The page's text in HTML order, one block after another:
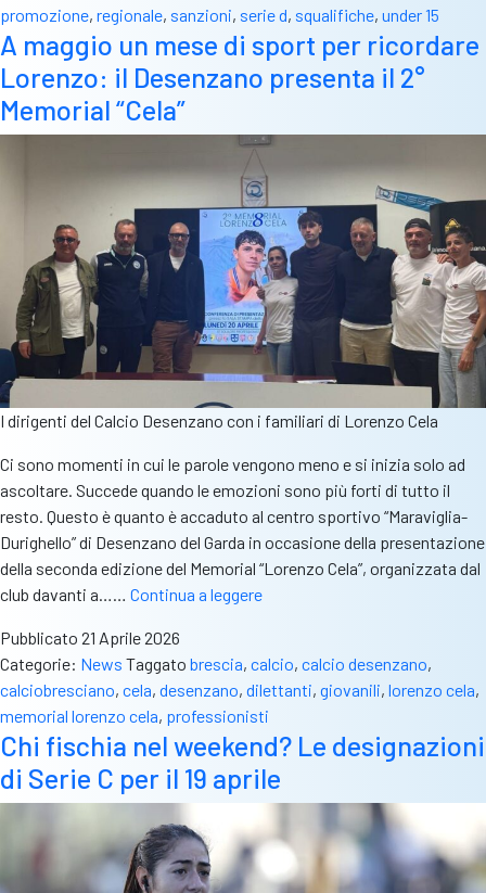
promozione, regionale, sanzioni, serie d, squalifiche, under 15
A maggio un mese di sport per ricordare
Lorenzo: il Desenzano presenta il 2°
Memorial “Cela”
I dirigenti del Calcio Desenzano con i familiari di Lorenzo Cela
Ci sono momenti in cui le parole vengono meno e si inizia solo ad
ascoltare. Succede quando le emozioni sono più forti di tutto il
resto. Questo è quanto è accaduto al centro sportivo “Maraviglia-
Durighello” di Desenzano del Garda in occasione della presentazione
della seconda edizione del Memorial “Lorenzo Cela”, organizzata dal
club davanti a…… Continua a leggereA
mese
di
sport
per
ricordare
Lorenzo:
Desenzano
presenta
Pubblicato 21 Aprile 2026
Categorie: News Taggato brescia, calcio, calcio desenzano,
calciobresciano, cela, desenzano, dilettanti, giovanili, lorenzo cela,
memorial lorenzo cela, professionisti
Chi fischia nel weekend? Le designazioni
di Serie C per il 19 aprile